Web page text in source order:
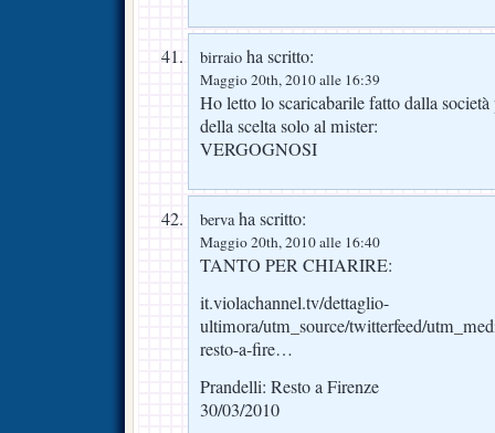
birraio ha scritto:
Maggio 20th, 2010 alle 16:39
Ho letto lo scaricabarile fatto dalla
della scelta solo al mister:
VERGOGNOSI
bervaha scritto:
Maggio 20th, 2010 alle 16:40
TANTO PER CHIARIRE:
it.violachannel.tv/dettaglio-
ultimora/utm_source/twitterfeed/
resto-a-fire…
Prandelli: Resto a Firenze
30/03/2010